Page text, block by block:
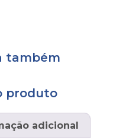
também
produto
adicional